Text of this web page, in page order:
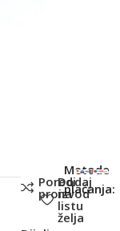
Poredi
proizvod
Dodaj
na
listu
želja
Metode
plaćanja: